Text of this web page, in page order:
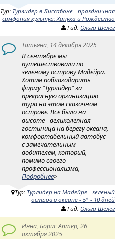
Тур: Турлидер в Лиссабоне - праздничная
симфония культур: Ханука и Рождество
Гид: Ольга Шелег
Татьяна, 14 декабря 2025
В сентябре мы
путешествовали по
зеленому острову Мадейра.
Хотим поблагодарить
фирму "Турлидер" за
прекрасную организацию
тура на этом сказочном
острове. Всё было на
высоте - великолепная
гостиница на берегу океана,
комфортабельный автобус
с замечательным
водителем, который,
помимо своего
профессионализма,
Подробнее>
Тур: Турлидер на Мадейре - зеленый
остров в океане - 5* - 10 дней
Гид: Ольга Шелег
Инна, Борис Аптер, 26
октября 2025